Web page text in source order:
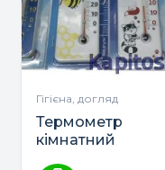
Гігієна, догляд
Термометр
кімнатний